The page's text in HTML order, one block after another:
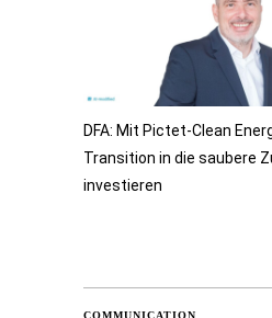
DFA: Mit Pictet-Clean
Transition in die saubere
investieren
COMMUNICATION